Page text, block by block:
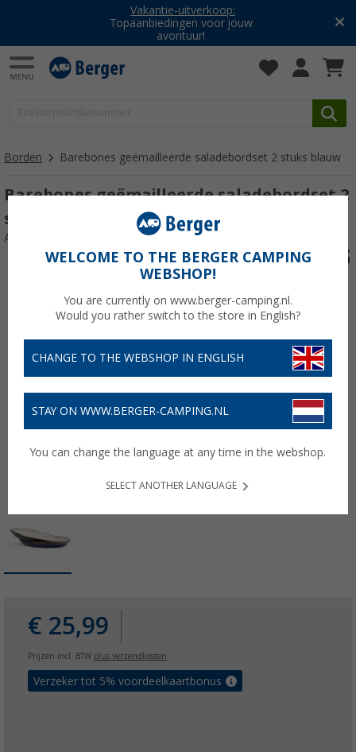
Vakantie-uitverkoop:
Topaanbiedingen voor jouw
avontuur!
Borden Barebones geëmailleerde saladebordset 2 stuks blauw
Barebones geëmailleerde saladebordset 2
stuks blauw
Artikelnr: 208582
€ 25,99
Prijzen incl. BTW plus verzendkosten
Verzeker tot 5% voordeelkaartbonus
WELCOME TO THE BERGER CAMPING
WEBSHOP!
You are currently on www.berger-camping.nl.
Would you rather switch to the store in English?
CHANGE TO THE WEBSHOP IN ENGLISH
STAY ON WWW.BERGER-CAMPING.NL
You can change the language at any time in the webshop.
SELECT ANOTHER LANGUAGE